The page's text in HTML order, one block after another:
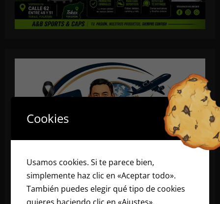
Cookies
Usamos cookies. Si te parece bien,
simplemente haz clic en «Aceptar todo».
También puedes elegir qué tipo de cookies